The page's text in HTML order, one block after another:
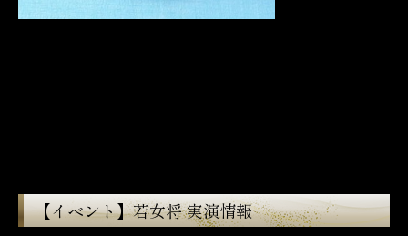
【イベント】若女将 実演情報